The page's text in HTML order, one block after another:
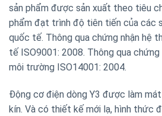
sản phẩm được sản xuất theo tiêu
phẩm đạt trình độ tiên tiến của các
quốc tế. Thông qua chứng nhận hệ
tế ISO9001: 2008. Thông qua
môi trường ISO14001: 2004.
Động cơ điện dòng Y3 được làm
kín. Và có thiết kế mới lạ, hình thức